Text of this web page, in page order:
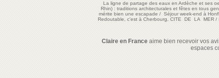
La ligne de partage des eaux en Ardèche et ses
Rhin) : traditions architecturales et fêtes en tous
mérite bien une escapade/Séjour week-end à
Redoutable, c'est à Cherbourg, CITE DE LA MER/
Claire en Franceaime bien recevoir vos
espaces